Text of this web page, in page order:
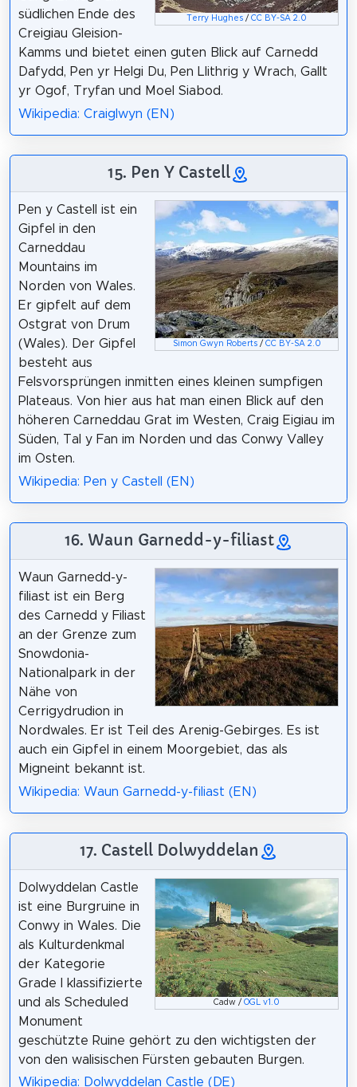
Terry Hughes /CC BY-SA 2.0
südlichen Ende des
Creigiau Gleision-
Kamms und bietet einen guten Blick auf Carnedd
Dafydd, Pen yr Helgi Du, Pen Llithrig y Wrach, Gallt
yr Ogof, Tryfan und Moel Siabod.
Wikipedia: Craiglwyn (EN)
15. Pen Y Castell
Simon Gwyn Roberts/ CC BY-SA 2.0
Pen y Castell ist ein
Gipfel in den
Carneddau
Mountains im
Norden von Wales.
Er gipfelt auf dem
Ostgrat von Drum
(Wales). Der Gipfel
besteht aus
Felsvorsprüngen inmitten eines kleinen sumpfigen
Plateaus. Von hier aus hat man einen Blick auf den
höheren Carneddau Grat im Westen, Craig Eigiau im
Süden, Tal y Fan im Norden und das Conwy Valley
im Osten.
Wikipedia: Pen y Castell (EN)
16. Waun Garnedd-y-filiast
Waun Garnedd-y-
filiast ist ein Berg
des Carnedd y Filiast
an der Grenze zum
Snowdonia-
Nationalpark in der
Nähe von
Cerrigydrudion in
Nordwales. Er ist Teil des Arenig-Gebirges. Es ist
auch ein Gipfel in einem Moorgebiet, das als
Migneint bekannt ist.
Wikipedia: Waun Garnedd-y-filiast (EN)
17. Castell Dolwyddelan
Cadw /OGL v1.0
Dolwyddelan Castle
ist eine Burgruine in
Conwy in Wales. Die
als Kulturdenkmal
der Kategorie
Grade I klassifizierte
und als Scheduled
Monument
geschützte Ruine gehört zu den wichtigsten der
von den walisischen Fürsten gebauten Burgen.
Wikipedia: Dolwyddelan Castle (DE)